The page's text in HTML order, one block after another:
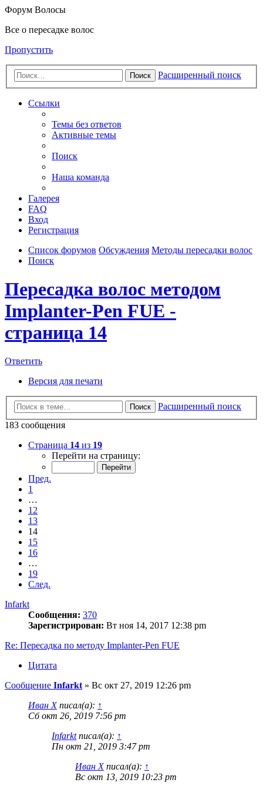
Форум Волосы
Все о пересадке волос
Пропустить
Поиск Расширенный поиск
Ссылки
Темы без ответов
Активные темы
Поиск
Наша команда
Галерея
FAQ
Вход
Регистрация
Список форумов Обсуждения Методы пересадки волос
Поиск
Пересадка волос методом
Implanter-Pen FUE -
страница 14
Ответить
Версия для печати
Поиск
Расширенный поиск
183 сообщения
Страница 14 из 19
Перейти на страницу:
Пред.
1
…
12
13
14
15
16
…
19
След.
Infarkt
Сообщения: 370
Зарегистрирован: Вт ноя 14, 2017 12:38 pm
Re: Пересадка по методу Implanter-Pen FUE
Цитата
Сообщение Infarkt » Вс окт 27, 2019 12:26 pm
Иван Хписал(а): ↑
Сб окт 26, 2019 7:56 pm
Infarktписал(а): ↑
Пн окт 21, 2019 3:47 pm
Иван Хписал(а): ↑
Вс окт 13, 2019 10:23 pm